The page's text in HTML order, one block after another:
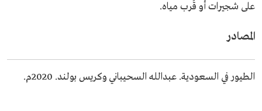
على شجيرات أو قُرب مياه.
المصادر
الطيور في السعودية. عبدالله السحيباني وكريس بولند. 2020م.